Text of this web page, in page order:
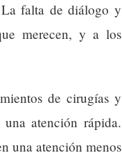
falta de diálogo y
merecen, y a los
de cirugías y
atención rápida.
una atención menos